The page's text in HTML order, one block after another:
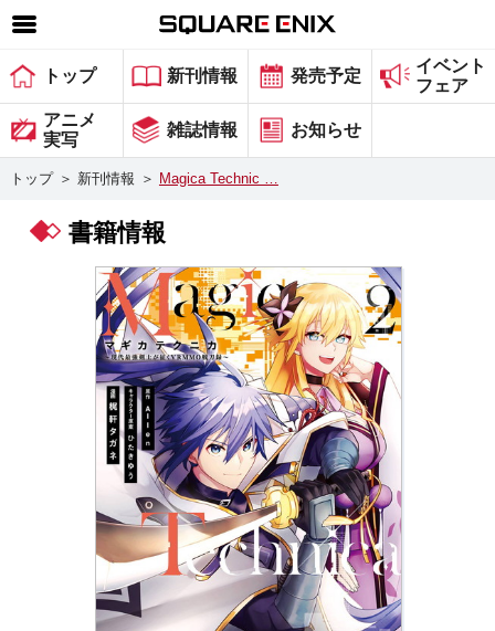
SQUARE ENIX 公式サイトメニュー
ゲーム
マガジン＆ブックス
グッズ
会社情報 採用情報
スクウェア・エニックス サイト内検索
トップ 新刊情報 発売予定
イベント
フェア
アニメ
実写
雑誌情報 お知らせ
トップ ＞ 新刊情報 ＞ Magica Technic …
書籍情報